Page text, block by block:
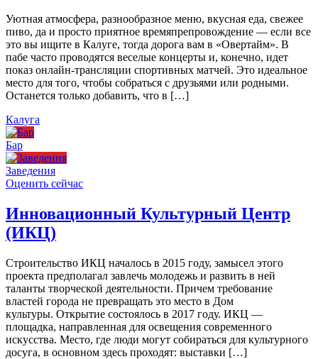
Уютная атмосфера, разнообразное меню, вкусная еда, свежее
пиво, да и просто приятное времяпрепровождение — если все
это вы ищите в Калуге, тогда дорога вам в «Овертайм». В
пабе часто проводятся веселые концерты и, конечно, идет
показ онлайн-трансляции спортивных матчей. Это идеальное
место для того, чтобы собраться с друзьями или родными.
Останется только добавить, что в […]
Калуга
Бар
Заведения
Оценить сейчас
Инновационный Культурный Центр
(ИКЦ)
Строительство ИКЦ началось в 2015 году, замысел этого
проекта предполагал завлечь молодежь и развить в ней
таланты творческой деятельности. Причем требование
властей города не превращать это место в Дом
культуры. Открытие состоялось в 2017 году. ИКЦ —
площадка, направленная для освещения современного
искусства. Место, где люди могут собираться для культурного
досуга, в основном здесь проходят: выставки […]